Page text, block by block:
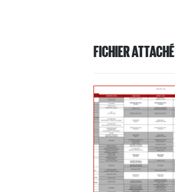
FICHIER ATTACHÉ